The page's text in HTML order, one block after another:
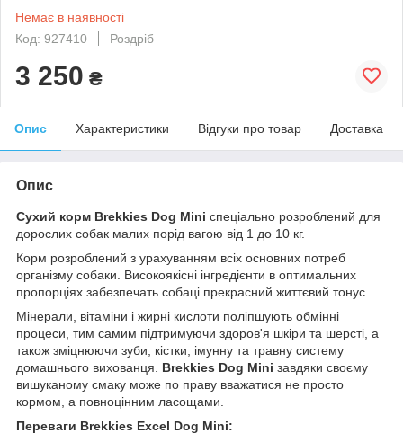
Немає в наявності
Код: 927410
Роздріб
3 250 ₴
Опис Характеристики Відгуки про товар Доставка
Опис
Сухий корм Brekkies Dog Mini спеціально розроблений для
дорослих собак малих порід вагою від 1 до 10 кг.
Корм розроблений з урахуванням всіх основних потреб
організму собаки. Високоякісні інгредієнти в оптимальних
пропорціях забезпечать собаці прекрасний життєвий тонус.
Мінерали, вітаміни і жирні кислоти поліпшують обмінні
процеси, тим самим підтримуючи здоров'я шкіри та шерсті, а
також зміцнюючи зуби, кістки, імунну та травну систему
домашнього вихованця. Brekkies Dog Mini завдяки своєму
вишуканому смаку може по праву вважатися не просто
кормом, а повноцінним ласощами.
Переваги Brekkies Excel Dog Mini: